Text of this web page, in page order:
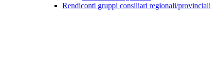
Rendiconti gruppi consiliari regionali/provinciali